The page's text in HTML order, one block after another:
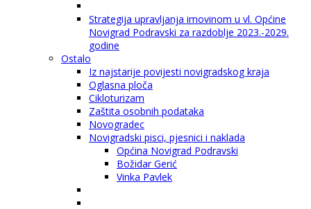
Strategija upravljanja imovinom u vl. Općine
Novigrad Podravski za razdoblje 2023.-2029.
godine
Ostalo
Iz najstarije povijesti novigradskog kraja
Oglasna ploča
Cikloturizam
Zaštita osobnih podataka
Novogradec
Novigradski pisci, pjesnici i naklada
Općina Novigrad Podravski
Božidar Gerić
Vinka Pavlek